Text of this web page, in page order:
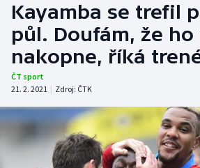
Hokej
Tenis
Atletika
Cyklistika
DALŠÍ SPORTY
Kayamba se trefil
půl. Doufám, že ho
nakopne, říká
ČT sport
21. 2. 2021 | Zdroj: ČTK